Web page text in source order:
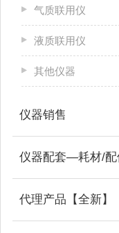
气质联用仪
液质联用仪
其他仪器
仪器销售
代理产品【全新】